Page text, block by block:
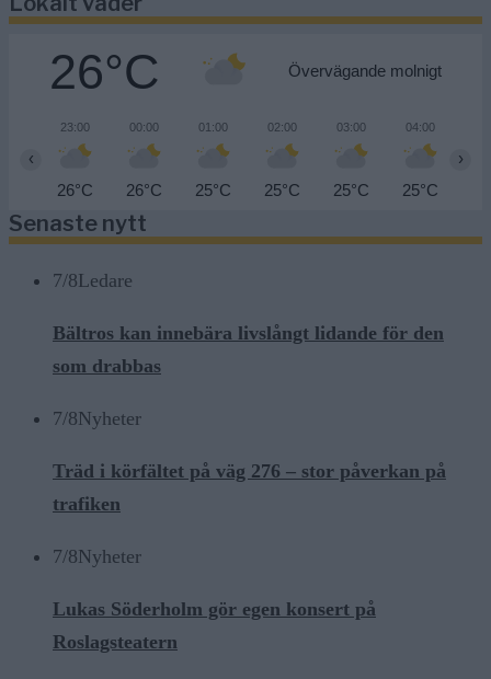
26°C Övervägande molnigt
23:00
26°C
00:00
26°C
01:00
25°C
02:00
25°C
03:00
25°C
04:00
25°C
‹ ›
Senaste nytt
7/8Ledare
Bältros kan innebära livslångt lidande för den
som drabbas
7/8Nyheter
Träd i körfältet på väg 276 – stor påverkan på
trafiken
7/8Nyheter
Lukas Söderholm gör egen konsert på
Roslagsteatern